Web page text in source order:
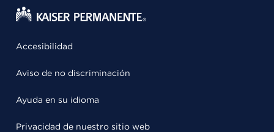
Accesibilidad
Aviso de no discriminación
Ayuda en su idioma
Privacidad de nuestro sitio web